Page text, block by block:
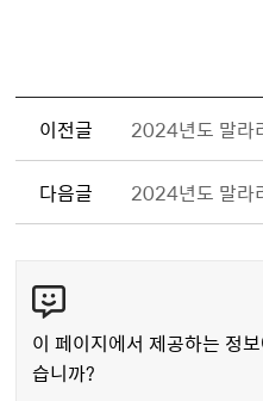
이전글 2024년도 말라
다음글 2024년도 말라
텐
츠
만
이 페이지에서 제공하는 정
습니까?